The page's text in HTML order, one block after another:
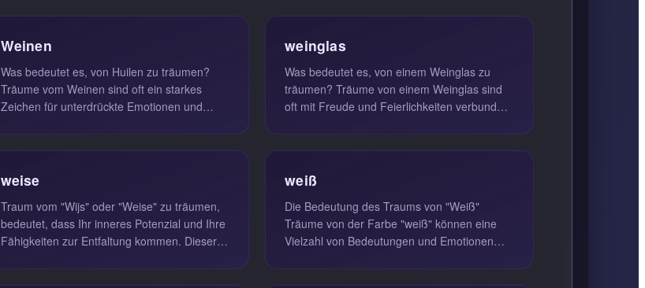
Weinen
Was bedeutet es, von Huilen zu träumen?
Träume vom Weinen sind oft ein starkes
Zeichen für unterdrückte Emotionen und
weinglas
Was bedeutet es, von einem Weinglas zu
träumen? Träume von einem Weinglas sind
oft mit Freude und Feierlichkeiten verbunden.
weise
Traum vom "Wijs" oder "Weise" zu träumen,
bedeutet, dass Ihr inneres Potenzial und Ihre
Fähigkeiten zur Entfaltung kommen. Dieser
weiß
Die Bedeutung des Traums von "Weiß"
Träume von der Farbe "weiß" können eine
Vielzahl von Bedeutungen und Emotionen